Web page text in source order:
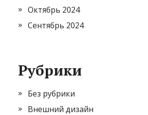
Октябрь 2024
Сентябрь 2024
Рубрики
Без рубрики
Внешний дизайн